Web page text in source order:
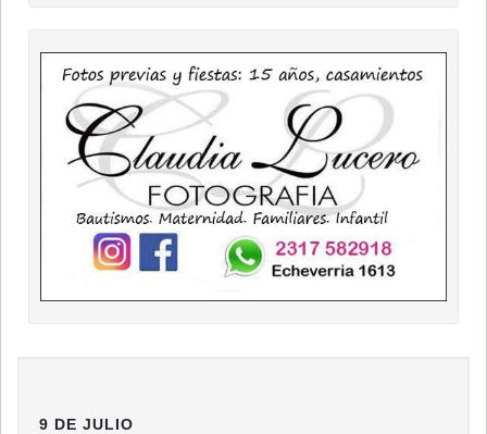
9 DE JULIO